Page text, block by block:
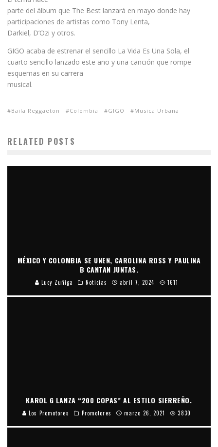
parte del álbum que The Best lanzará en mayo donde hay
participaciones de artistas como Tony Lenta,
Darkiel, D’Ozi y otros.
GIGO acaba de estrenar el sencillo La Vida Es Una Sola, el
cuarto sencillo lanzado este año y una canción que rompe
esquemas en su carrera
musical.
Baila Reggaeton Colombia GIGO Musica Urbana
RELATED POSTS
MÉXICO Y COLOMBIA SE UNEN, CAROLINA ROSS Y PAULINA
B CANTAN JUNTAS.
Lucy Zuñiga Noticias abril 7, 2024 1611
KAROL G LANZA “200 COPAS” AL ESTILO SIERREÑO.
Los Promotores Promotores marzo 26, 2021 3830